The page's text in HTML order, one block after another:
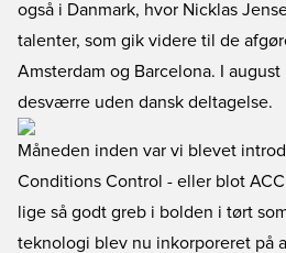
også i Danmark, hvor Nicklas
talenter, som gik videre til de
Amsterdam og Barcelona. I
desværre uden dansk deltagelse.
Måneden inden var vi blevet
Conditions Control - eller blot
lige så godt greb i bolden i tørt
teknologi blev nu inkorporeret på